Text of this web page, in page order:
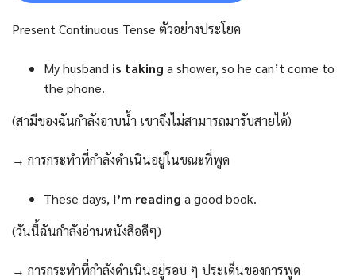
Present Continuous Tense ตัวอย่างประโยค
My husband is taking a shower, so he can’t come to
the phone.
(สามีของฉันกำลังอาบน้ำ เขาจึงไม่สามารถมารับสายได้)
→ การกระทำที่กำลังดำเนินอยู่ในขณะที่พูด
These days, I’m reading a good book.
(วันนี้ฉันกำลังอ่านหนังสือดีๆ)
→ การกระทำที่กำลังดำเนินอยู่รอบ ๆ ประเด็นของการพูด